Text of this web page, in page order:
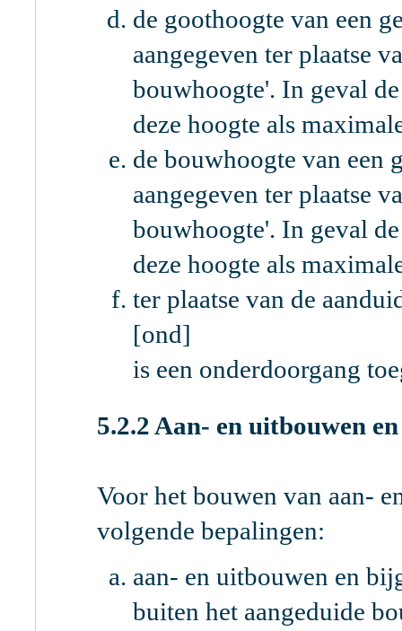
de goothoogte van een
aangegeven ter plaatse
bouwhoogte'. In geval
deze hoogte als
de bouwhoogte van een
aangegeven ter plaatse
bouwhoogte'. In geval
deze hoogte als
ter plaatse van de
[ond]
is een onderdoorgang
5.2.2 Aan- en uitbouwen
Voor het bouwen van aan-
volgende bepalingen:
aan- en uitbouwen en
buiten het aangeduide